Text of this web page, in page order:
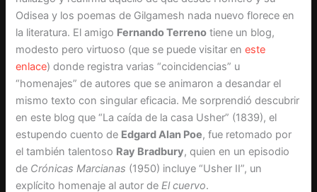
Odisea y los poemas de Gilgamesh nada nuevo florece en
la literatura. El amigo Fernando Terreno tiene un blog,
modesto pero virtuoso (que se puede visitar eneste
enlace) donde registra varias “coincidencias” u
“homenajes” de autores que se animaron a desandar el
mismo texto con singular eficacia. Me sorprendió descubrir
en este blog que “La caída de la casa Usher” (1839), el
estupendo cuento de Edgard Alan Poe, fue retomado por
el también talentoso Ray Bradbury, quien en un episodio
de Crónicas Marcianas (1950) incluye “Usher II”, un
explícito homenaje al autor de El cuervo.